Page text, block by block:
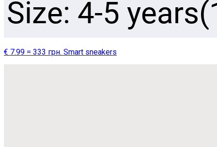
€ 7.99 = 333 грн. Smart sneakers